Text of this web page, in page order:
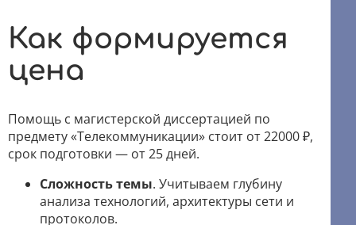
Как формируется
цена
Помощь с магистерской диссертацией по
предмету «Телекоммуникации» стоит от 22000 ₽,
срок подготовки — от 25 дней.
Сложность темы. Учитываем глубину
анализа технологий, архитектуры сети и
протоколов.